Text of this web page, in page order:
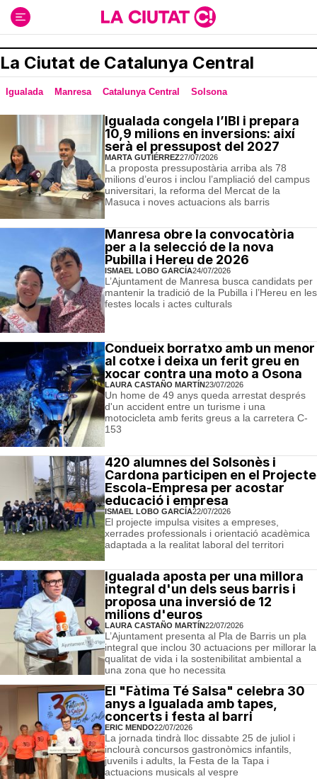
contenido
La Ciutat de Catalunya Central
Igualada Manresa Catalunya Central Solsona
Igualada congela l’IBI i prepara
10,9 milions en inversions: així
serà el pressupost del 2027
MARTA GUTIÉRREZ27/07/2026
La proposta pressupostària arriba als 78
milions d’euros i inclou l’ampliació del campus
universitari, la reforma del Mercat de la
Masuca i noves actuacions als barris
Manresa obre la convocatòria
per a la selecció de la nova
Pubilla i Hereu de 2026
ISMAEL LOBO GARCÍA24/07/2026
L’Ajuntament de Manresa busca candidats per
mantenir la tradició de la Pubilla i l’Hereu en les
festes locals i actes culturals
Condueix borratxo amb un menor
al cotxe i deixa un ferit greu en
xocar contra una moto a Osona
LAURA CASTAÑO MARTÍN23/07/2026
Un home de 49 anys queda arrestat després
d'un accident entre un turisme i una
motocicleta amb ferits greus a la carretera C-
153
420 alumnes del Solsonès i
Cardona participen en el Projecte
Escola-Empresa per acostar
educació i empresa
ISMAEL LOBO GARCÍA22/07/2026
El projecte impulsa visites a empreses,
xerrades professionals i orientació acadèmica
adaptada a la realitat laboral del territori
Igualada aposta per una millora
integral d'un dels seus barris i
proposa una inversió de 12
milions d'euros
LAURA CASTAÑO MARTÍN22/07/2026
L’Ajuntament presenta al Pla de Barris un pla
integral que inclou 30 actuacions per millorar la
qualitat de vida i la sostenibilitat ambiental a
una zona que ho necessita
El "Fàtima Té Salsa" celebra 30
anys a Igualada amb tapes,
concerts i festa al barri
ERIC MENDO22/07/2026
La jornada tindrà lloc dissabte 25 de juliol i
inclourà concursos gastronòmics infantils,
juvenils i adults, la Festa de la Tapa i
actuacions musicals al vespre